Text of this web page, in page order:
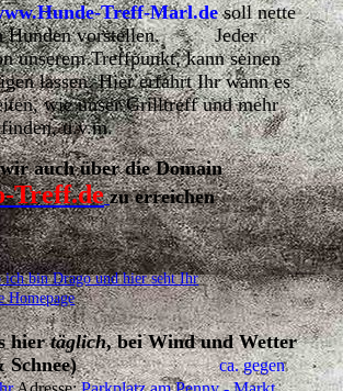
Treff-Marl.desoll nette
Hunden vorstellen. Jeder
unserem Treffpunkt, kann seinen
lassen. Hier erfahrt Ihr wann es
wie unser Grilltreff und mehr
u.v.m.
auch über die Domain
Treff.de zu erreichen
ich bin Drago und hier seht Ihr
Homepage
hiertäglich, bei Wind und Wetter
Eis & Schnee) ca. gegen